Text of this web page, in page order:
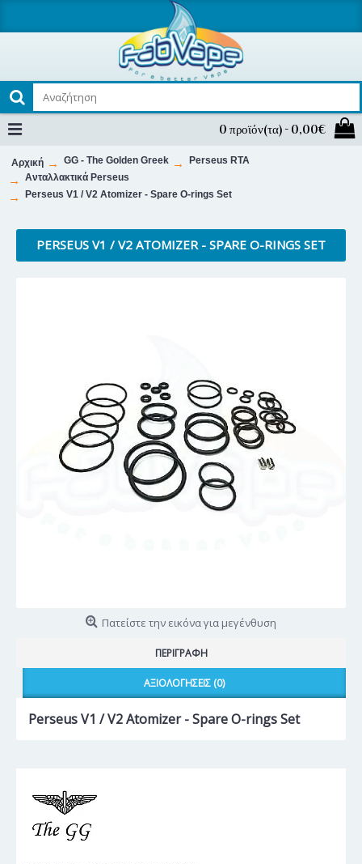
0 προϊόν(τα) - 0,00€
Αρχική GG - The Golden Greek
Perseus RTA
Ανταλλακτικά Perseus
Perseus V1 / V2 Atomizer - Spare O-rings Set
PERSEUS V1 / V2 ATOMIZER - SPARE O-RINGS SET
Πατείστε την εικόνα για μεγένθυση
ΠΕΡΙΓΡΑΦΉ
ΑΞΙΟΛΟΓΉΣΕΙΣ (0)
Perseus V1 / V2 Atomizer - Spare O-rings Set